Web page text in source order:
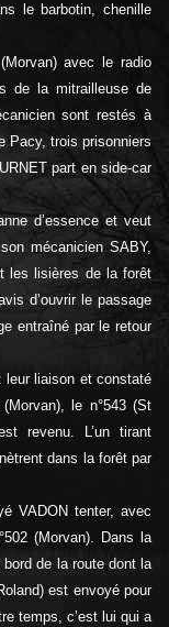
le barbotin, chenille
avec le radio
de la mitrailleuse de
sont restés à
Pacy, trois prisonniers
part en side-car
d’essence et veut
mécanicien SABY,
les lisières de la forêt
d’ouvrir le passage
entraîné par le retour
leur liaison et constaté
le n°543 (St
revenu. L’un tirant
dans la forêt par
VADON tenter, avec
(Morvan). Dans la
de la route dont la
est envoyé pour
temps, c’est lui qui a